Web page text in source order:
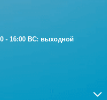
- 16:00 ВС: выходной